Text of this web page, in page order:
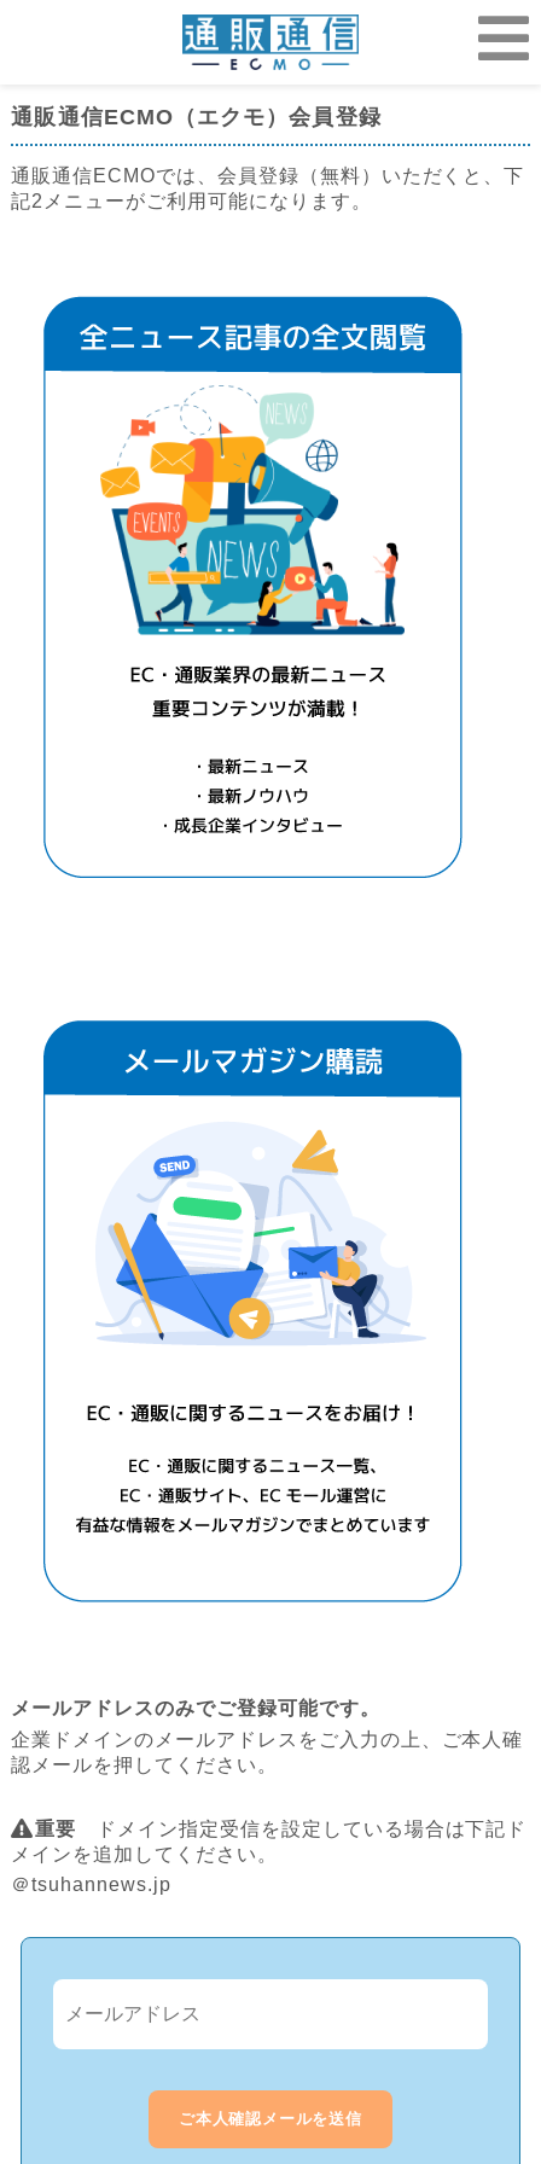
通販通信ECMO（エクモ）会員登録
通販通信ECMOでは、会員登録（無料）いただくと、下
記2メニューがご利用可能になります。
メールアドレスのみでご登録可能です。
企業ドメインのメールアドレスをご入力の上、ご本人確
認メールを押してください。
重要 ドメイン指定受信を設定している場合は下記ド
メインを追加してください。
＠tsuhannews.jp